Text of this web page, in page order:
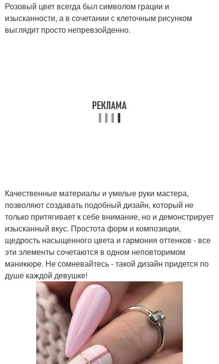
Розовый цвет всегда был символом грации и
изысканности, а в сочетании с клеточным рисунком
выглядит просто непревзойденно.
Качественные материалы и умелые руки мастера,
позволяют создавать подобный дизайн, который не
только притягивает к себе внимание, но и демонстрирует
изысканный вкус. Простота форм и композиции,
щедрость насыщенного цвета и гармония оттенков - все
эти элементы сочетаются в одном неповторимом
маникюре. Не сомневайтесь - такой дизайн придется по
душе каждой девушке!